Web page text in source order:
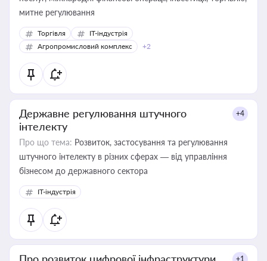
митне регулювання
Торгівля
IT-індустрія
Агропромисловий комплекс
+2
Державне регулювання штучного
інтелекту
+4
Про що тема: Розвиток, застосування та регулювання
штучного інтелекту в різних сферах — від управління
бізнесом до державного сектора
IT-індустрія
+1